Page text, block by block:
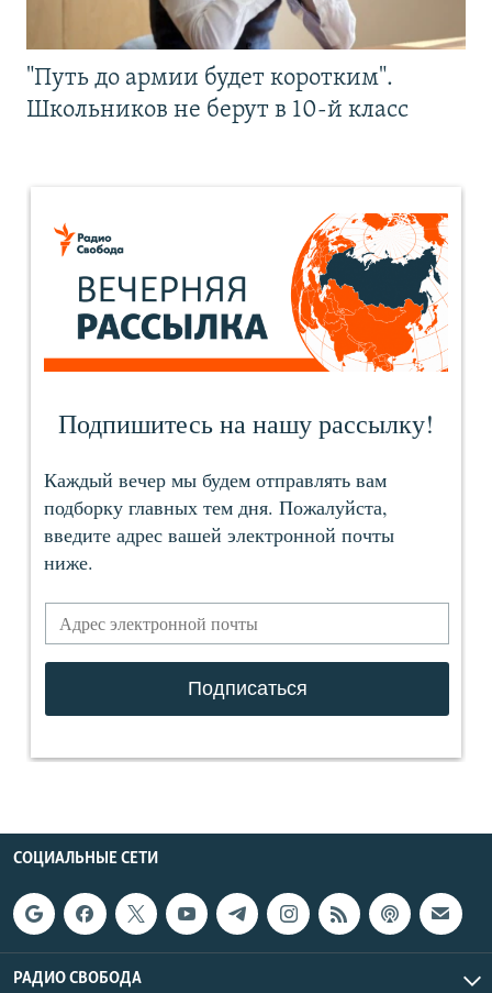
"Путь до армии будет коротким".
Школьников не берут в 10-й класс
СОЦИАЛЬНЫЕ СЕТИ
РАДИО СВОБОДА